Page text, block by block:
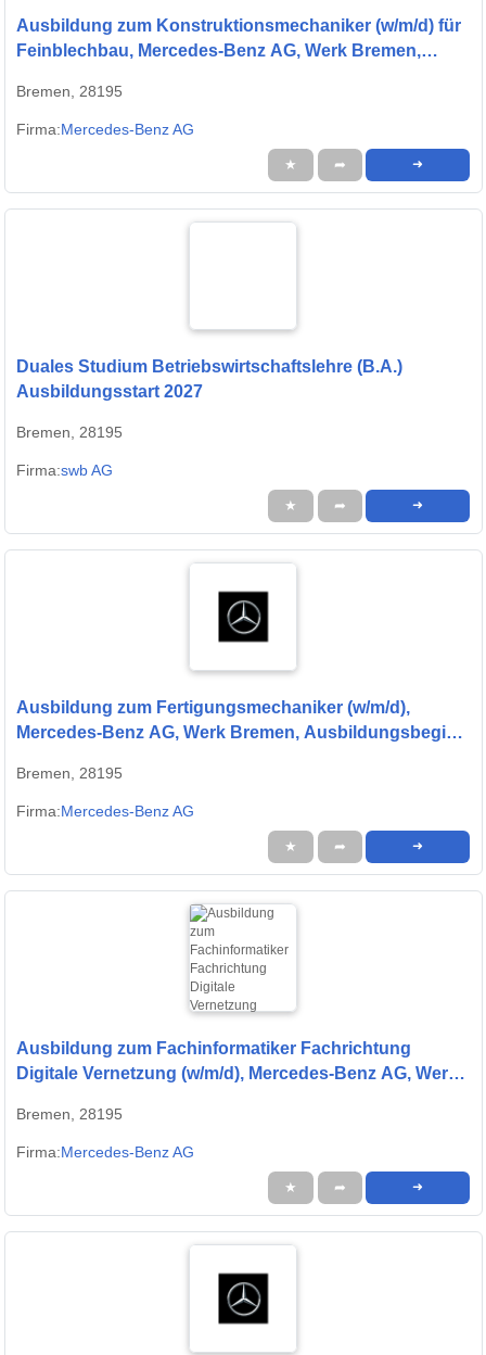
Ausbildung zum Konstruktionsmechaniker (w/m/d) für
Feinblechbau, Mercedes-Benz AG, Werk Bremen,
Bremen, 28195
Firma:Mercedes-Benz AG
★ ➦ ➜
Duales Studium Betriebswirtschaftslehre (B.A.)
Ausbildungsstart 2027
Bremen, 28195
Firma:swb AG
★ ➦ ➜
Ausbildung zum Fertigungsmechaniker (w/m/d),
Mercedes-Benz AG, Werk Bremen, Ausbildungsbeginn
Bremen, 28195
Firma:Mercedes-Benz AG
★ ➦ ➜
Ausbildung zum Fachinformatiker Fachrichtung
Digitale Vernetzung (w/m/d), Mercedes-Benz AG, Werk
Bremen, 28195
Firma:Mercedes-Benz AG
★ ➦ ➜